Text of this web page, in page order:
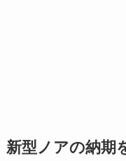
新型ノアの納期